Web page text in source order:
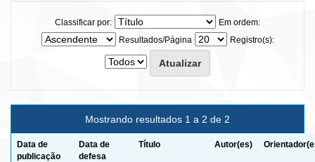
Classificar por:
Em ordem:
Resultados/Página
Registro(s):
Mostrando resultados 1 a 2 de 2
Data de
publicação
Data de
defesa
Título Autor(es)